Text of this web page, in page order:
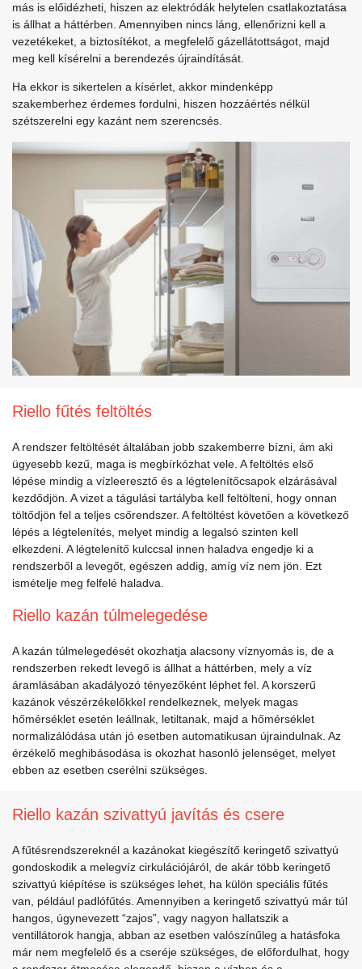
más is előidézheti, hiszen az elektródák helytelen csatlakoztatása
is állhat a háttérben. Amennyiben nincs láng, ellenőrizni kell a
vezetékeket, a biztosítékot, a megfelelő gázellátottságot, majd
meg kell kísérelni a berendezés újraindítását.
Ha ekkor is sikertelen a kísérlet, akkor mindenképp
szakemberhez érdemes fordulni, hiszen hozzáértés nélkül
szétszerelni egy kazánt nem szerencsés.
Riello fűtés feltöltés
A rendszer feltöltését általában jobb szakemberre bízni, ám aki
ügyesebb kezű, maga is megbírkózhat vele. A feltöltés első
lépése mindig a vízleeresztő és a légtelenítőcsapok elzárásával
kezdődjön. A vizet a tágulási tartályba kell feltölteni, hogy onnan
töltődjön fel a teljes csőrendszer. A feltöltést követően a következő
lépés a légtelenítés, melyet mindig a legalsó szinten kell
elkezdeni. A légtelenítő kulccsal innen haladva engedje ki a
rendszerből a levegőt, egészen addig, amíg víz nem jön. Ezt
ismételje meg felfelé haladva.
Riello kazán túlmelegedése
A kazán túlmelegedését okozhatja alacsony víznyomás is, de a
rendszerben rekedt levegő is állhat a háttérben, mely a víz
áramlásában akadályozó tényezőként léphet fel. A korszerű
kazánok vészérzékelőkkel rendelkeznek, melyek magas
hőmérséklet esetén leállnak, letiltanak, majd a hőmérséklet
normalizálódása után jó esetben automatikusan újraindulnak. Az
érzékelő meghibásodása is okozhat hasonló jelenséget, melyet
ebben az esetben cserélni szükséges.
Riello kazán szivattyú javítás és csere
A fűtésrendszereknél a kazánokat kiegészítő keringető szivattyú
gondoskodik a melegvíz cirkulációjáról, de akár több keringető
szivattyú kiépítése is szükséges lehet, ha külön speciális fűtés
van, például padlófűtés. Amennyiben a keringető szivattyú már túl
hangos, úgynevezett “zajos”, vagy nagyon hallatszik a
ventillátorok hangja, abban az esetben valószínűleg a hatásfoka
már nem megfelelő és a cseréje szükséges, de előfordulhat, hogy